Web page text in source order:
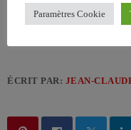
ÉCRIT PAR: JEAN-
Paramètres Cookie